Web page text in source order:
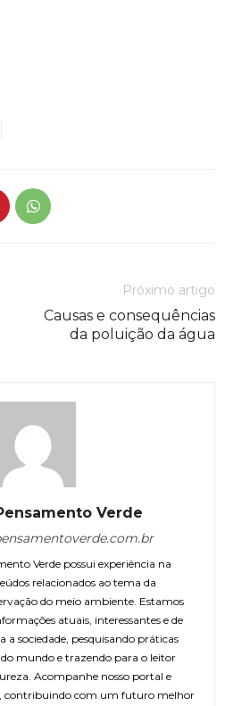
Próximo artigo
Causas e consequências
da poluição da água
Verde
Verde possui experiência na
relacionados ao tema da
do meio ambiente. Estamos
atuais, interessantes e de
a sociedade, pesquisando práticas
mundo e trazendo para o leitor
Acompanhe nosso portal e
contribuindo com um futuro melhor